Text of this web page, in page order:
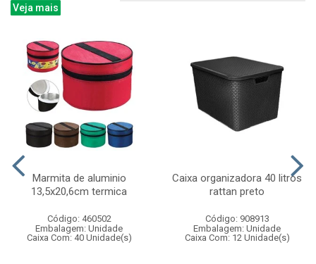
Veja mais
Marmita de aluminio
13,5x20,6cm termica
Código: 460502
Embalagem: Unidade
Caixa Com: 40 Unidade(s)
Caixa organizadora 40 litros
rattan preto
Código: 908913
Embalagem: Unidade
Caixa Com: 12 Unidade(s)